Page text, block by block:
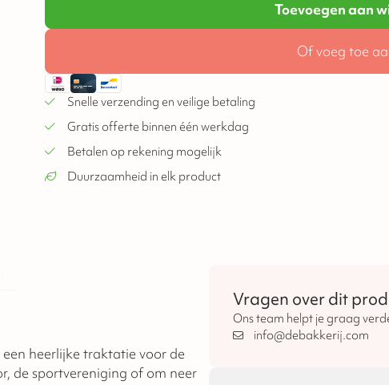
Toevoegen aan
Of voeg toe
Snelle verzending en veilige betaling
Gratis offerte binnen één werkdag
Betalen op rekening mogelijk
Duurzaamheid in elk product
heerlijke traktatie voor de
de sportvereniging of om neer
Vragen over dit
Ons team helpt je graag
info@debakkerij.com